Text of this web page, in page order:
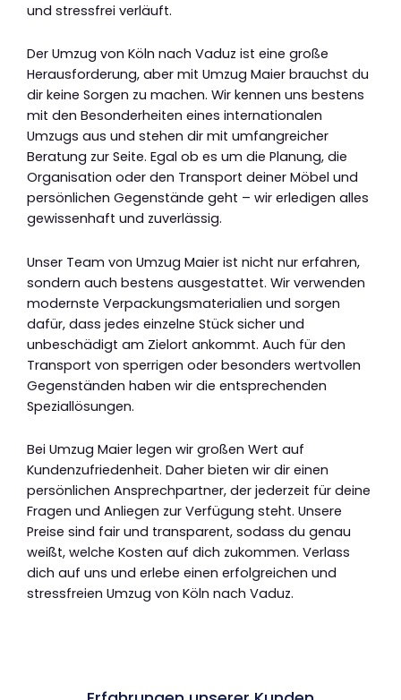
und stressfrei verläuft.
Der Umzug von Köln nach Vaduz ist eine große
Herausforderung, aber mit Umzug Maier brauchst du
dir keine Sorgen zu machen. Wir kennen uns bestens
mit den Besonderheiten eines internationalen
Umzugs aus und stehen dir mit umfangreicher
Beratung zur Seite. Egal ob es um die Planung, die
Organisation oder den Transport deiner Möbel und
persönlichen Gegenstände geht – wir erledigen alles
gewissenhaft und zuverlässig.
Unser Team von Umzug Maier ist nicht nur erfahren,
sondern auch bestens ausgestattet. Wir verwenden
modernste Verpackungsmaterialien und sorgen
dafür, dass jedes einzelne Stück sicher und
unbeschädigt am Zielort ankommt. Auch für den
Transport von sperrigen oder besonders wertvollen
Gegenständen haben wir die entsprechenden
Speziallösungen.
Bei Umzug Maier legen wir großen Wert auf
Kundenzufriedenheit. Daher bieten wir dir einen
persönlichen Ansprechpartner, der jederzeit für deine
Fragen und Anliegen zur Verfügung steht. Unsere
Preise sind fair und transparent, sodass du genau
weißt, welche Kosten auf dich zukommen. Verlass
dich auf uns und erlebe einen erfolgreichen und
stressfreien Umzug von Köln nach Vaduz.